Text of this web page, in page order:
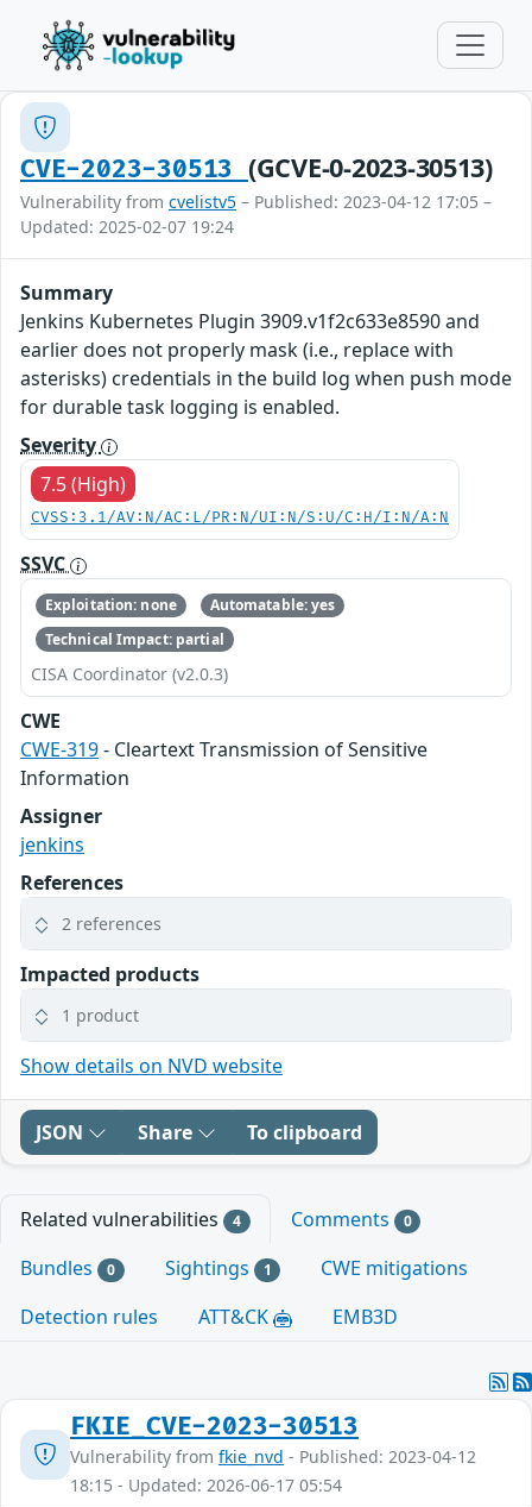
CVE-2023-30513 (GCVE-0-2023-30513)
Vulnerability from cvelistv5 – Published: 2023-04-12 17:05 –
Updated: 2025-02-07 19:24
Summary
Jenkins Kubernetes Plugin 3909.v1f2c633e8590 and
earlier does not properly mask (i.e., replace with
asterisks) credentials in the build log when push mode
for durable task logging is enabled.
Severity
7.5 (High)
CVSS:3.1/AV:N/AC:L/PR:N/UI:N/S:U/C:H/I:N/A:N
SSVC
Exploitation: none
Automatable: yes
Technical Impact: partial
CISA Coordinator (v2.0.3)
CWE
CWE-319- Cleartext Transmission of Sensitive
Information
Assigner
jenkins
References
2 references
Impacted products
1 product
Show details on NVD website
JSON Share To clipboard
Related vulnerabilities 4 Comments 0
Bundles 0 Sightings 1
CWE mitigations
Detection rules
ATT&CK EMB3D
FKIE_CVE-2023-30513
Vulnerability from fkie_nvd - Published: 2023-04-12
18:15 - Updated: 2026-06-17 05:54